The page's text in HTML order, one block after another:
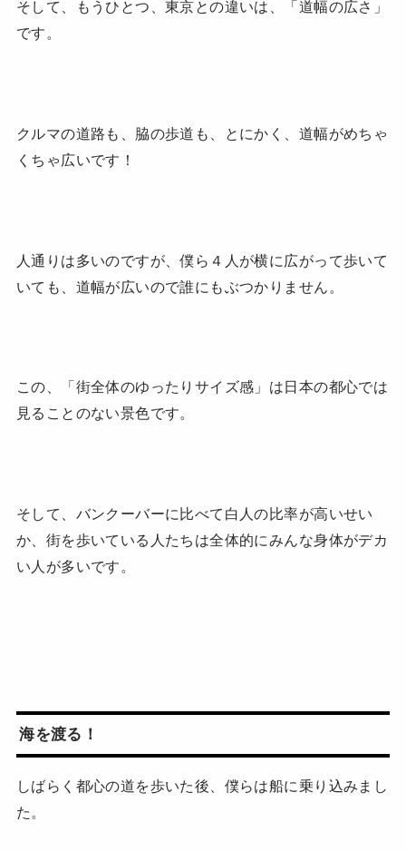
そして、もうひとつ、東京との違いは、「道幅の広さ」
です。
クルマの道路も、脇の歩道も、とにかく、道幅がめちゃ
くちゃ広いです！
人通りは多いのですが、僕ら４人が横に広がって歩いて
いても、道幅が広いので誰にもぶつかりません。
この、「街全体のゆったりサイズ感」は日本の都心では
見ることのない景色です。
そして、バンクーバーに比べて白人の比率が高いせい
か、街を歩いている人たちは全体的にみんな身体がデカ
い人が多いです。
海を渡る！
しばらく都心の道を歩いた後、僕らは船に乗り込みまし
た。